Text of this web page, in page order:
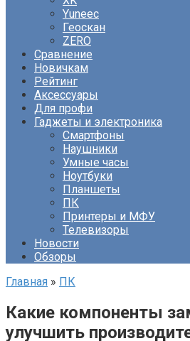
Yuneec
Геоскан
ZERO
Сравнение
Новичкам
Рейтинг
Аксессуары
Для профи
Гаджеты и электроника
Смартфоны
Наушники
Умные часы
Ноутбуки
Планшеты
ПК
Принтеры и МФУ
Телевизоры
Новости
Обзоры
Главная » ПК
Какие компоненты
улучшить